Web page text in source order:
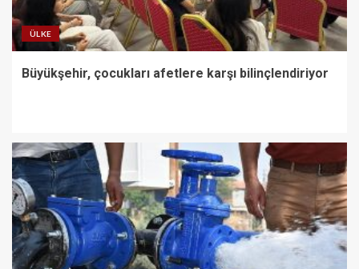
ÜLKE
Büyükşehir, çocukları afetlere karşı bilinçlendiriyor